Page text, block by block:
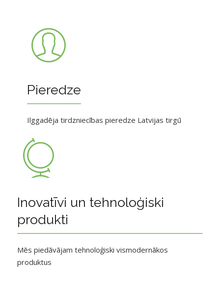
Pieredze
Ilggadēja tirdzniecības pieredze Latvijas tirgū
Inovatīvi un tehnoloģiski
produkti
Mēs piedāvājam tehnoloģiski vismodernākos
produktus